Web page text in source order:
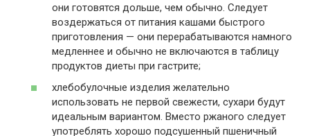
они готовятся дольше, чем обычно. Следует
воздержаться от питания кашами быстрого
приготовления — они перерабатываются намного
медленнее и обычно не включаются в таблицу
продуктов диеты при гастрите;
хлебобулочные изделия желательно
использовать не первой свежести, сухари будут
идеальным вариантом. Вместо ржаного следует
употреблять хорошо подсушенный пшеничный